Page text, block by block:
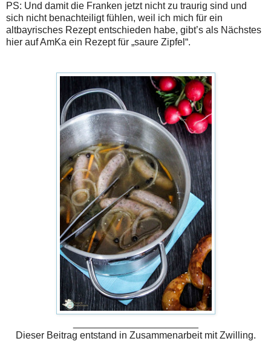
PS: Und damit die Franken jetzt nicht zu traurig sind und
sich nicht benachteiligt fühlen, weil ich mich für ein
altbayrisches Rezept entschieden habe, gibt’s als Nächstes
hier auf AmKa ein Rezept für „saure Zipfel“.
Dieser Beitrag entstand in Zusammenarbeit mit Zwilling.